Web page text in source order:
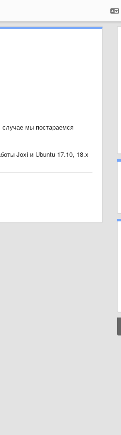
мы постараемся
Joxi и Ubuntu 17.10, 18.x